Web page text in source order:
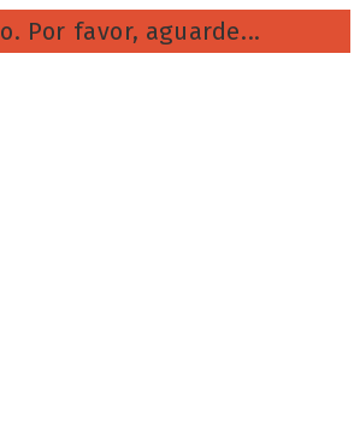
Por favor, aguarde...